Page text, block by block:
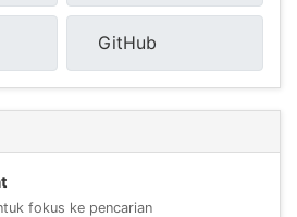
GitHub
fokus ke pencarian